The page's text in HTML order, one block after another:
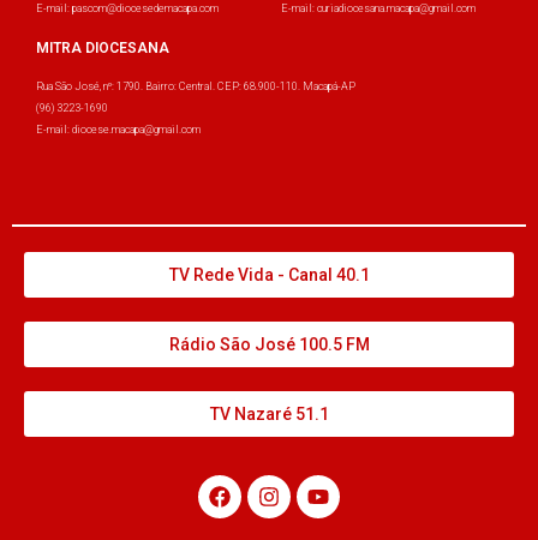
E-mail: pascom@diocesedemacapa.com
E-mail: curiadiocesana.macapa@gmail.com
MITRA DIOCESANA
Rua São José, nº: 1790. Bairro: Central. CEP: 68.900-110. Macapá-AP
(96) 3223-1690
E-mail: diocese.macapa@gmail.com
TV Rede Vida - Canal 40.1
Rádio São José 100.5 FM
TV Nazaré 51.1